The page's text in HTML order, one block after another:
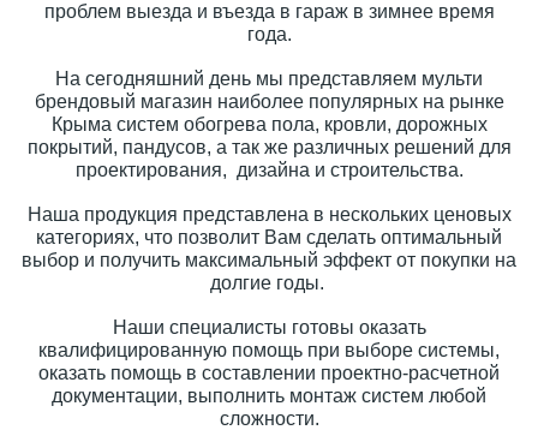
проблем выезда и въезда в гараж в зимнее время
года.
На сегодняшний день мы представляем мульти
брендовый магазин наиболее популярных на рынке
Крыма систем обогрева пола, кровли, дорожных
покрытий, пандусов, а так же различных решений для
проектирования, дизайна и строительства.
Наша продукция представлена в нескольких ценовых
категориях, что позволит Вам сделать оптимальный
выбор и получить максимальный эффект от покупки на
долгие годы.
Наши специалисты готовы оказать
квалифицированную помощь при выборе системы,
оказать помощь в составлении проектно-расчетной
документации, выполнить монтаж систем любой
сложности.